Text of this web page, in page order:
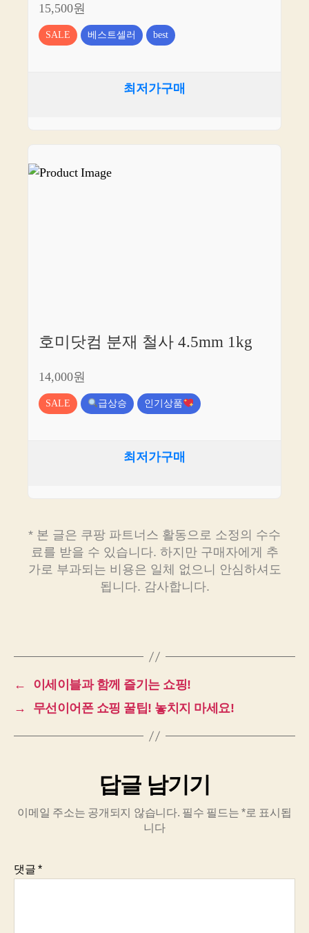
15,500원
SALE 베스트셀러 best
최저가구매
호미닷컴 분재 철사 4.5mm 1kg
14,000원
SALE 급상승 인기상품
최저가구매
* 본 글은 쿠팡 파트너스 활동으로 소정의 수수
료를 받을 수 있습니다. 하지만 구매자에게 추
가로 부과되는 비용은 일체 없으니 안심하셔도
됩니다. 감사합니다.
←
이세이블과 함께 즐기는 쇼핑!
→
무선이어폰 쇼핑 꿀팁! 놓치지 마세요!
답글 남기기
이메일 주소는 공개되지 않습니다. 필수 필드는*로 표시됩
니다
댓글*